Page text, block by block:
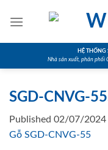
HỆ
Nhà sản xuất, phân phối
SGD-CNVG-
Published 02/07/2024
Gỗ SGD-CNVG-55